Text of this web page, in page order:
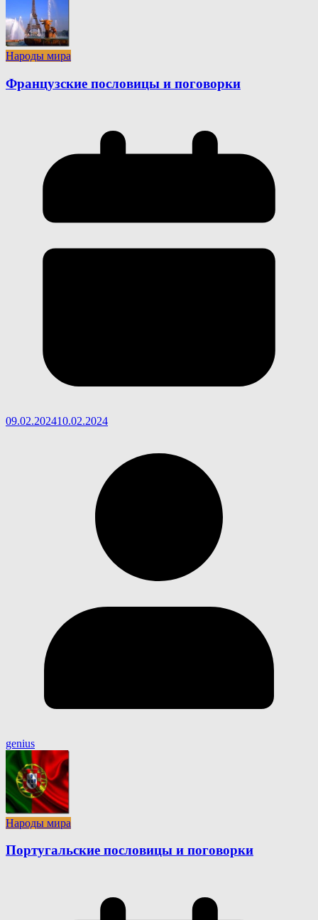
Народы мира
Французские пословицы и поговорки
09.02.202410.02.2024
genius
Народы мира
Португальские пословицы и поговорки